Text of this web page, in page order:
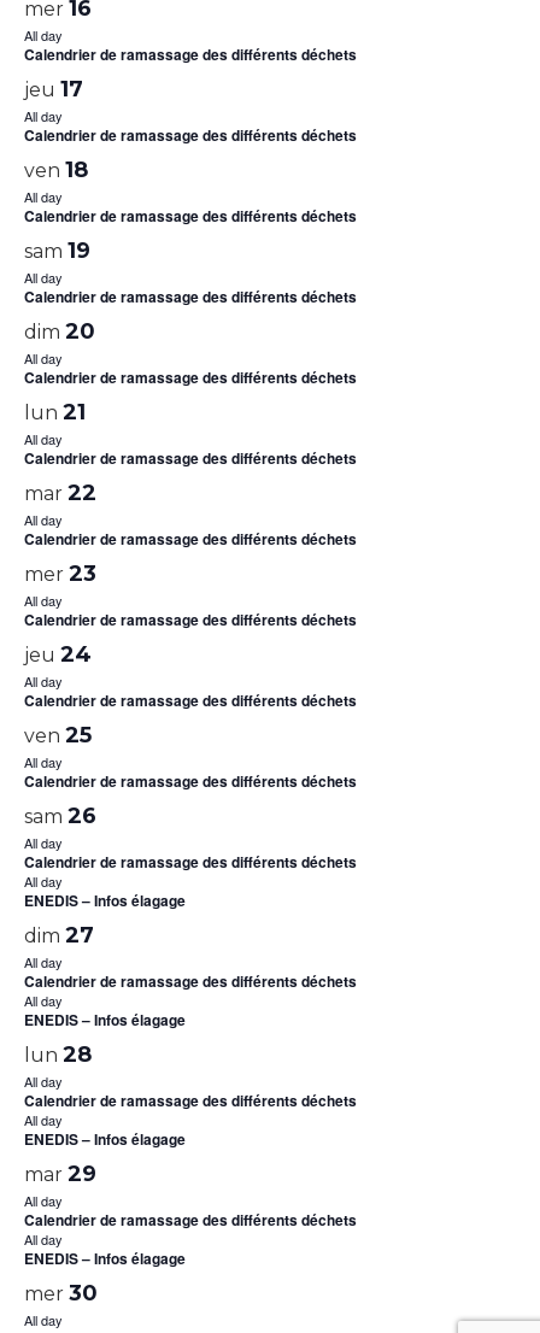
mer 16
All day
Calendrier de ramassage des différents déchets
jeu 17
All day
Calendrier de ramassage des différents déchets
ven 18
All day
Calendrier de ramassage des différents déchets
sam 19
All day
Calendrier de ramassage des différents déchets
dim 20
All day
Calendrier de ramassage des différents déchets
lun 21
All day
Calendrier de ramassage des différents déchets
mar 22
All day
Calendrier de ramassage des différents déchets
mer 23
All day
Calendrier de ramassage des différents déchets
jeu 24
All day
Calendrier de ramassage des différents déchets
ven 25
All day
Calendrier de ramassage des différents déchets
sam 26
All day
Calendrier de ramassage des différents déchets
All day
ENEDIS – Infos élagage
dim 27
All day
Calendrier de ramassage des différents déchets
All day
ENEDIS – Infos élagage
lun 28
All day
Calendrier de ramassage des différents déchets
All day
ENEDIS – Infos élagage
mar 29
All day
Calendrier de ramassage des différents déchets
All day
ENEDIS – Infos élagage
mer 30
All day